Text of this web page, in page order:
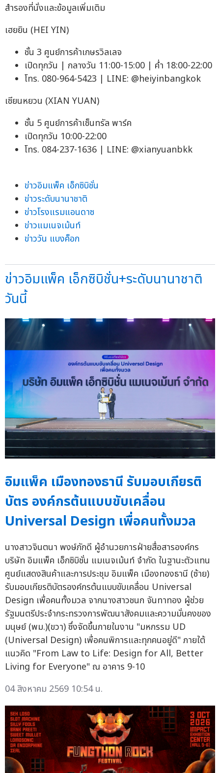
สำรองที่นั่งและข้อมูลเพิ่มเติม
เฮยยิน (HEI YIN)
ชั้น 3 ศูนย์การค้าเกษรวิลเลจ
เปิดทุกวัน | กลางวัน 11:00-15:00 | ค่ำ 18:00-22:00
โทร. 080-964-5423 | LINE: @heiyinbangkok
เซียนหยวน (XIAN YUAN)
ชั้น 5 ศูนย์การค้าเซ็นทรัล พาร์ค
เปิดทุกวัน 10:00-22:00
โทร. 084-237-1636 | LINE: @xianyuanbkk
ข่าวอิมแพ็ค เอ็กซิบิชั่น
ข่าวระดับนานาชาติ
ข่าวโรงแรมแอนดาซ
ข่าวแมเนจเม้นท์
ข่าววัน แบงค็อก
ข่าวอิมแพ็ค เอ็กซิบิชั่น+ระดับนานาชาติ
วันนี้
อิมแพ็ค เมืองทองธานี รับมอบเกียรติ
บัตร องค์กรต้นแบบขับเคลื่อน
Universal Design เพื่อคนทั้งมวล
นางสาวจินตนา พงษ์ภักดี ผู้อำนวยการฝ่ายสื่อสารองค์กร
บริษัท อิมแพ็ค เอ็กซิบิชั่น แมเนจเม้นท์ จำกัด ในฐานะตัวแทน
ศูนย์แสดงสินค้าและการประชุม อิมแพ็ค เมืองทองธานี (ซ้าย)
รับมอบเกียรติบัตรองค์กรต้นแบบขับเคลื่อน Universal
Design เพื่อคนทั้งมวล จากนางสาวชนก จันทาทอง ผู้ช่วย
รัฐมนตรีประจำกระทรวงการพัฒนาสังคมและความมั่นคงของ
มนุษย์ (พม.)(ขวา) ซึ่งจัดขึ้นภายในงาน "มหกรรม UD
(Universal Design) เพื่อคนพิการและทุกคนอยู่ดี" ภายใต้
แนวคิด "From Law to Life: Design for All, Better
Living for Everyone" ณ อาคาร 9-10
04 สิงหาคม 2569 10:54 น.